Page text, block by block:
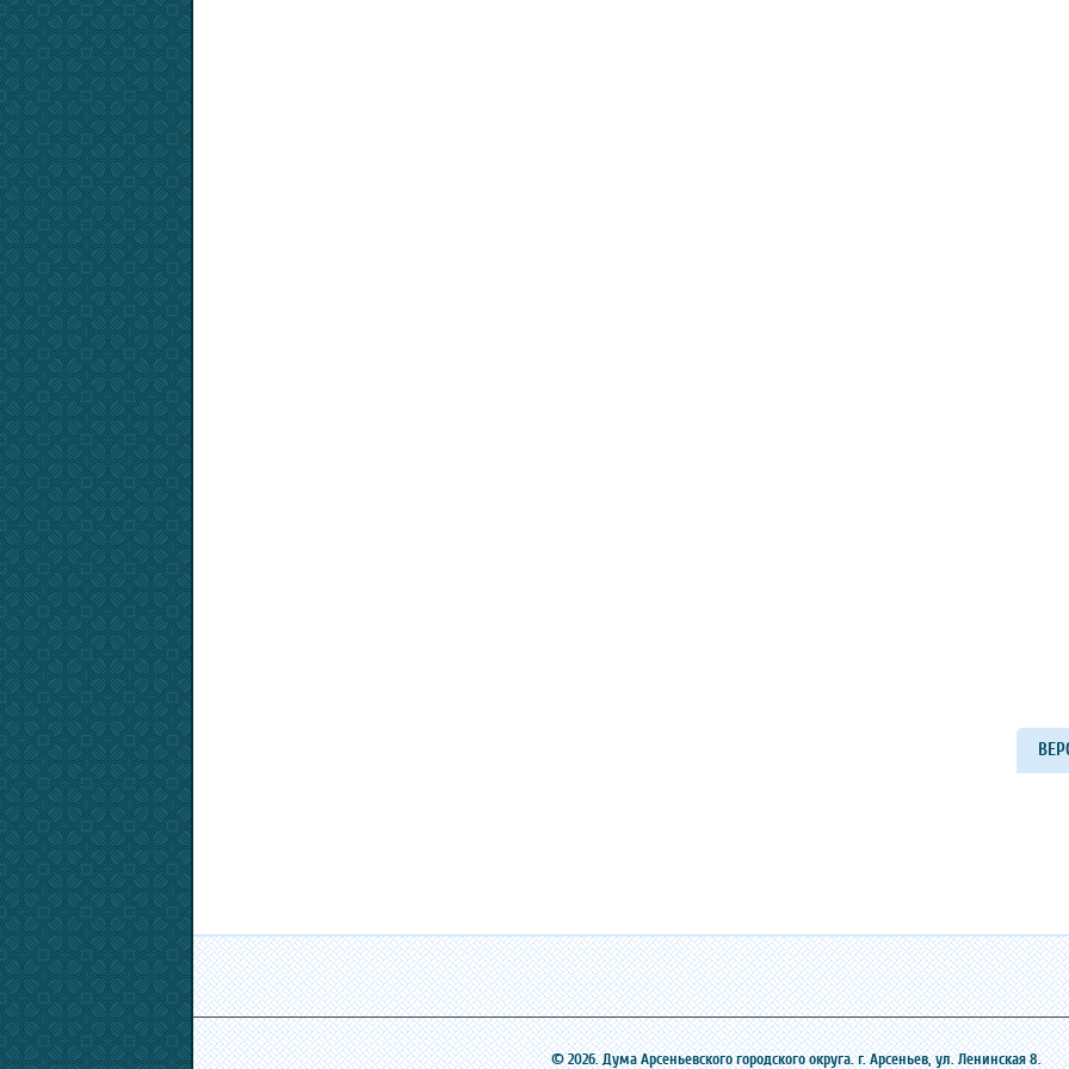
© 2026. Дума Арсеньевского городского округа. г. Арсеньев, ‎ул. Ленинская 8.